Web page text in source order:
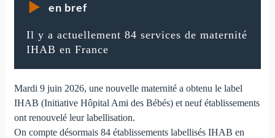
en bref
Il y a actuellement 84 services de maternité
IHAB en France
Mardi 9 juin 2026, une nouvelle maternité a obtenu le label
IHAB (Initiative Hôpital Ami des Bébés) et neuf établissements
ont renouvelé leur labellisation.
On compte désormais 84 établissements labellisés IHAB en